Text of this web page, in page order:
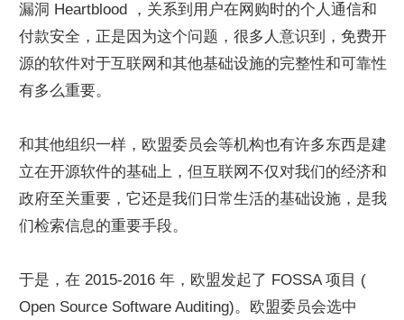
漏洞 Heartblood ，关系到用户在网购时的个人通信和
付款安全，正是因为这个问题，很多人意识到，免费开
源的软件对于互联网和其他基础设施的完整性和可靠性
有多么重要。
和其他组织一样，欧盟委员会等机构也有许多东西是建
立在开源软件的基础上，但互联网不仅对我们的经济和
政府至关重要，它还是我们日常生活的基础设施，是我
们检索信息的重要手段。
于是，在 2015-2016 年，欧盟发起了 FOSSA 项目 (
Open Source Software Auditing)。欧盟委员会选中